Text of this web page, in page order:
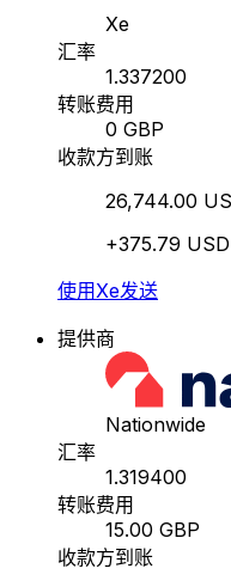
Xe
汇率
1.337200
转账费用
0 GBP
收款方到账
26,744.00
+375.79 USD
使用Xe发送
提供商
Nationwide
汇率
1.319400
转账费用
15.00 GBP
收款方到账